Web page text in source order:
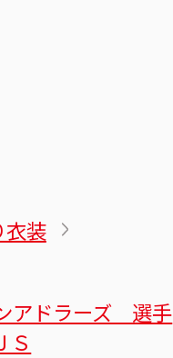
衣装
アドラーズ 選手
Ｓ